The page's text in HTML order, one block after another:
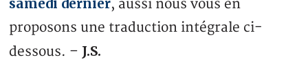
samedi dernier, aussi nous vous en
proposons une traduction intégrale ci-
dessous. – J.S.